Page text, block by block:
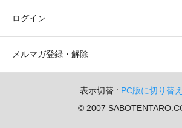
ログイン
メルマガ登録・解除
表示切替 : PC版に切り替
© 2007